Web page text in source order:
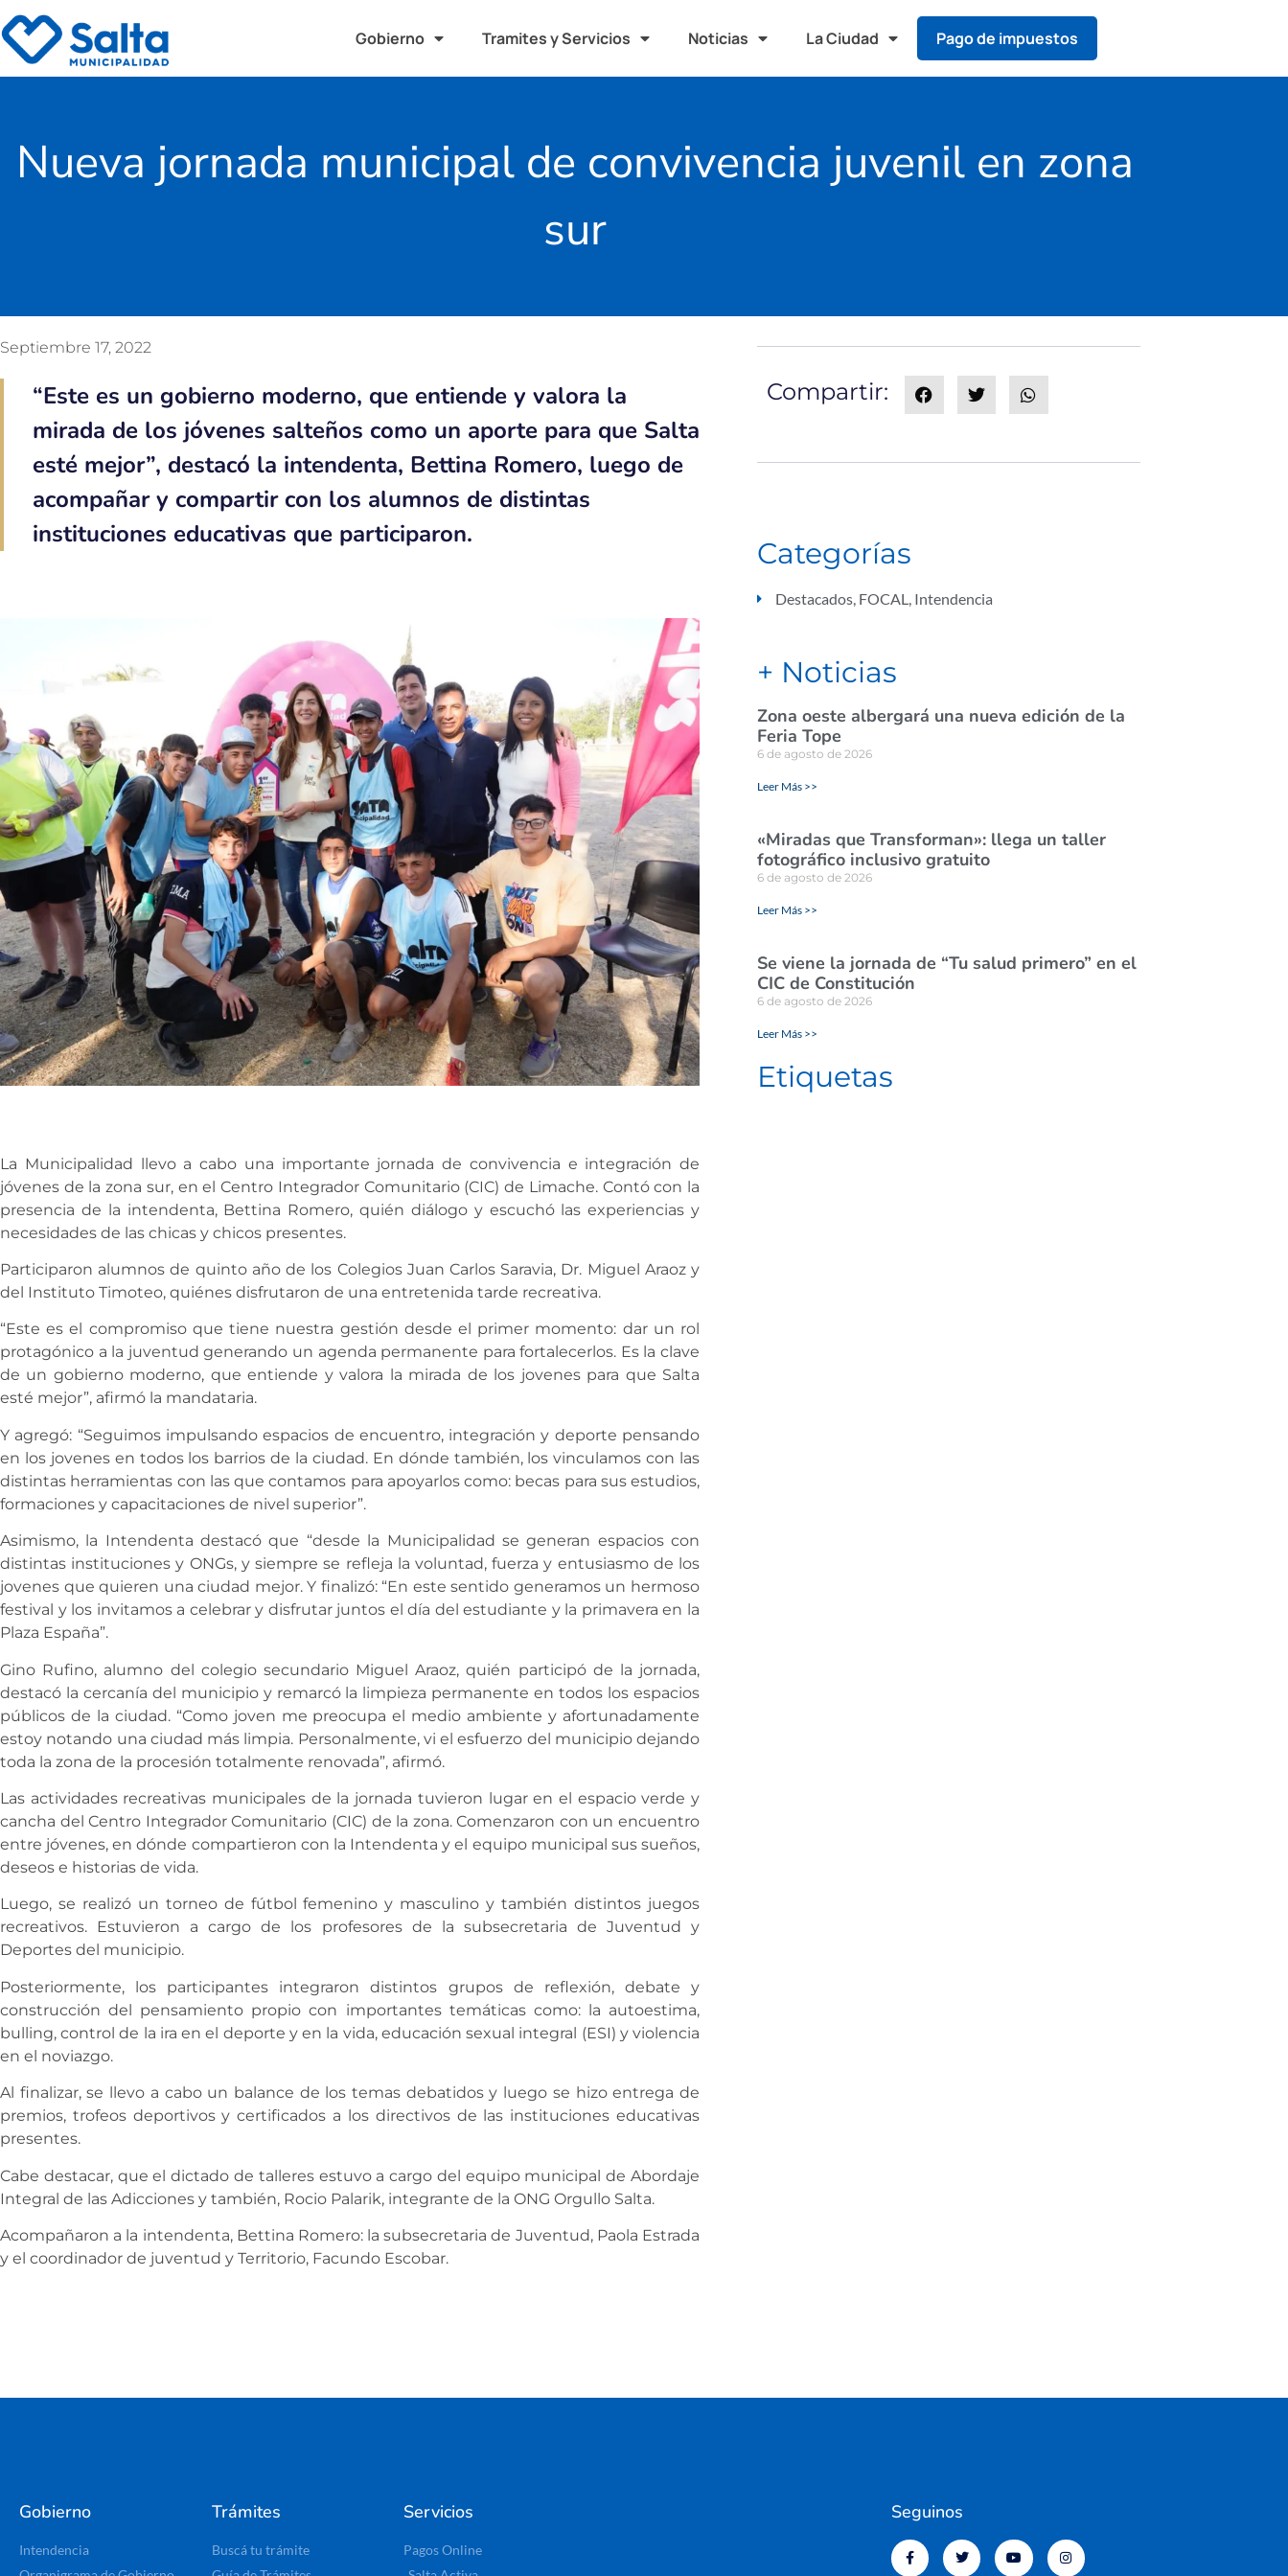
Gobierno Tramites y Servicios Noticias La Ciudad Pago de impuestos
Nueva jornada municipal de convivencia juvenil en zona
sur
Septiembre 17, 2022
“Este es un gobierno moderno, que entiende y valora la
mirada de los jóvenes salteños como un aporte para que Salta
esté mejor”, destacó la intendenta, Bettina Romero, luego de
acompañar y compartir con los alumnos de distintas
instituciones educativas que participaron.
La Municipalidad llevo a cabo una importante jornada de convivencia e integración de
jóvenes de la zona sur, en el Centro Integrador Comunitario (CIC) de Limache. Contó con la
presencia de la intendenta, Bettina Romero, quién diálogo y escuchó las experiencias y
necesidades de las chicas y chicos presentes.
Participaron alumnos de quinto año de los Colegios Juan Carlos Saravia, Dr. Miguel Araoz y
del Instituto Timoteo, quiénes disfrutaron de una entretenida tarde recreativa.
“Este es el compromiso que tiene nuestra gestión desde el primer momento: dar un rol
protagónico a la juventud generando un agenda permanente para fortalecerlos. Es la clave
de un gobierno moderno, que entiende y valora la mirada de los jovenes para que Salta
esté mejor”, afirmó la mandataria.
Y agregó: “Seguimos impulsando espacios de encuentro, integración y deporte pensando
en los jovenes en todos los barrios de la ciudad. En dónde también, los vinculamos con las
distintas herramientas con las que contamos para apoyarlos como: becas para sus estudios,
formaciones y capacitaciones de nivel superior”.
Asimismo, la Intendenta destacó que “desde la Municipalidad se generan espacios con
distintas instituciones y ONGs, y siempre se refleja la voluntad, fuerza y entusiasmo de los
jovenes que quieren una ciudad mejor. Y finalizó: “En este sentido generamos un hermoso
festival y los invitamos a celebrar y disfrutar juntos el día del estudiante y la primavera en la
Plaza España”.
Gino Rufino, alumno del colegio secundario Miguel Araoz, quién participó de la jornada,
destacó la cercanía del municipio y remarcó la limpieza permanente en todos los espacios
públicos de la ciudad. “Como joven me preocupa el medio ambiente y afortunadamente
estoy notando una ciudad más limpia. Personalmente, vi el esfuerzo del municipio dejando
toda la zona de la procesión totalmente renovada”, afirmó.
Las actividades recreativas municipales de la jornada tuvieron lugar en el espacio verde y
cancha del Centro Integrador Comunitario (CIC) de la zona. Comenzaron con un encuentro
entre jóvenes, en dónde compartieron con la Intendenta y el equipo municipal sus sueños,
deseos e historias de vida.
Luego, se realizó un torneo de fútbol femenino y masculino y también distintos juegos
recreativos. Estuvieron a cargo de los profesores de la subsecretaria de Juventud y
Deportes del municipio.
Posteriormente, los participantes integraron distintos grupos de reflexión, debate y
construcción del pensamiento propio con importantes temáticas como: la autoestima,
bulling, control de la ira en el deporte y en la vida, educación sexual integral (ESI) y violencia
en el noviazgo.
Al finalizar, se llevo a cabo un balance de los temas debatidos y luego se hizo entrega de
premios, trofeos deportivos y certificados a los directivos de las instituciones educativas
presentes.
Cabe destacar, que el dictado de talleres estuvo a cargo del equipo municipal de Abordaje
Integral de las Adicciones y también, Rocio Palarik, integrante de la ONG Orgullo Salta.
Acompañaron a la intendenta, Bettina Romero: la subsecretaria de Juventud, Paola Estrada
y el coordinador de juventud y Territorio, Facundo Escobar.
Compartir:
Categorías
Destacados, FOCAL, Intendencia
+ Noticias
Zona oeste albergará una nueva edición de la
Feria Tope
6 de agosto de 2026
Leer Más >>
«Miradas que Transforman»: llega un taller
fotográfico inclusivo gratuito
6 de agosto de 2026
Leer Más >>
Se viene la jornada de “Tu salud primero” en el
CIC de Constitución
6 de agosto de 2026
Leer Más >>
Etiquetas
Gobierno
Intendencia
Trámites
Buscá tu trámite
Servicios
Pagos Online
Seguinos